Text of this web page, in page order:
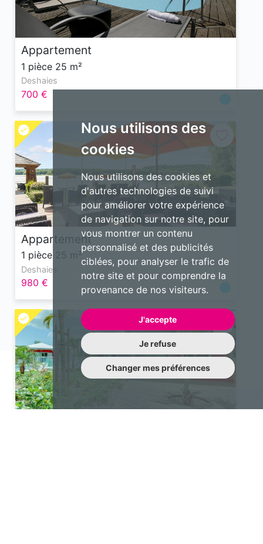
Nous utilisons des
cookies
Nous utilisons des cookies et
d'autres technologies de suivi
pour améliorer votre expérience
de navigation sur notre site, pour
vous montrer un contenu
personnalisé et des publicités
ciblées, pour analyser le trafic de
notre site et pour comprendre la
provenance de nos visiteurs.
J'accepte
Je refuse
Changer mes préférences
Appartement
1 pièce 25 m²
Deshaies
700 €
Appartement
1 pièce 25 m²
Deshaies
980 €